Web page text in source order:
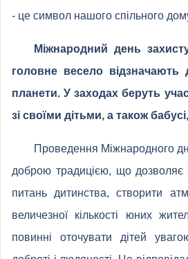
- це символ нашого спільного
Міжнародний день
головне весело відзначають
планети. У заходах беруть
зі своїми дітьми, а також бабусі,
Проведення Міжнародного
доброю традицією, що дозволяє
питань дитинства, створити
величезної кількості юних
повинні оточувати дітей